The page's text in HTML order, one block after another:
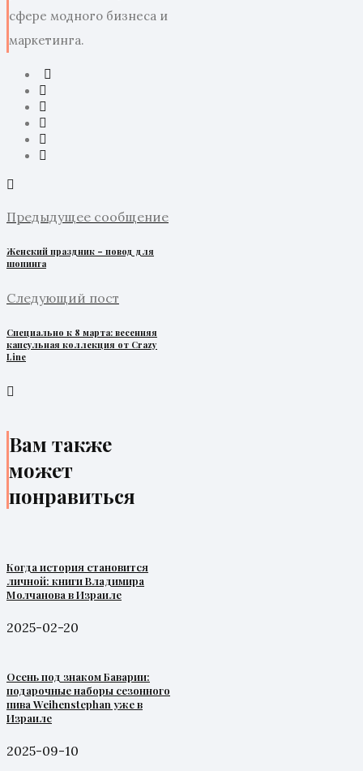
сфере модного бизнеса и
маркетинга.
Предыдущее сообщение
Женский праздник – повод для
шопинга
Следующий пост
Специально к 8 марта: весенняя
капсульная коллекция от Crazy
Line
Вам также
может
понравиться
Когда история становится
личной: книги Владимира
Молчанова в Израиле
2025-02-20
Осень под знаком Баварии:
подарочные наборы сезонного
пива Weihenstephan уже в
Израиле
2025-09-10